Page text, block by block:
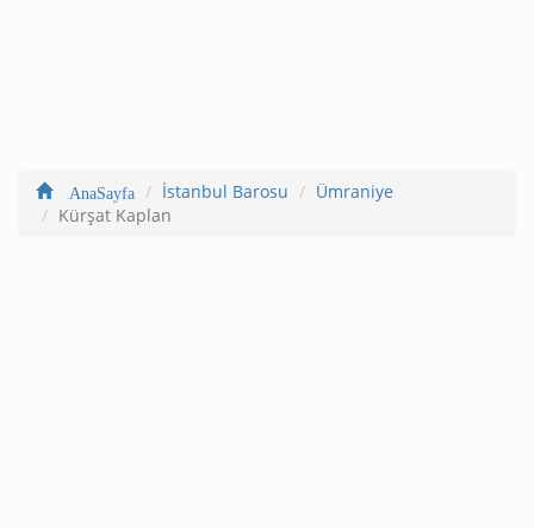
AnaSayfa İstanbul Barosu
Ümraniye
Kürşat Kaplan